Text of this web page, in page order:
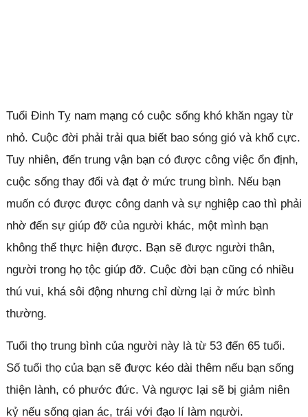
Tuổi Đinh Tỵ nam mạng có cuộc sống khó khăn ngay từ
nhỏ. Cuộc đời phải trải qua biết bao sóng gió và khổ cực.
Tuy nhiên, đến trung vận bạn có được công việc ổn định,
cuộc sống thay đổi và đạt ở mức trung bình. Nếu bạn
muốn có được được công danh và sự nghiệp cao thì phải
nhờ đến sự giúp đỡ của người khác, một mình bạn
không thể thực hiện được. Bạn sẽ được người thân,
người trong họ tộc giúp đỡ. Cuộc đời bạn cũng có nhiều
thú vui, khá sôi động nhưng chỉ dừng lại ở mức bình
thường.
Tuổi thọ trung bình của người này là từ 53 đến 65 tuổi.
Số tuổi thọ của bạn sẽ được kéo dài thêm nếu bạn sống
thiện lành, có phước đức. Và ngược lại sẽ bị giảm niên
kỷ nếu sống gian ác, trái với đạo lí làm người.